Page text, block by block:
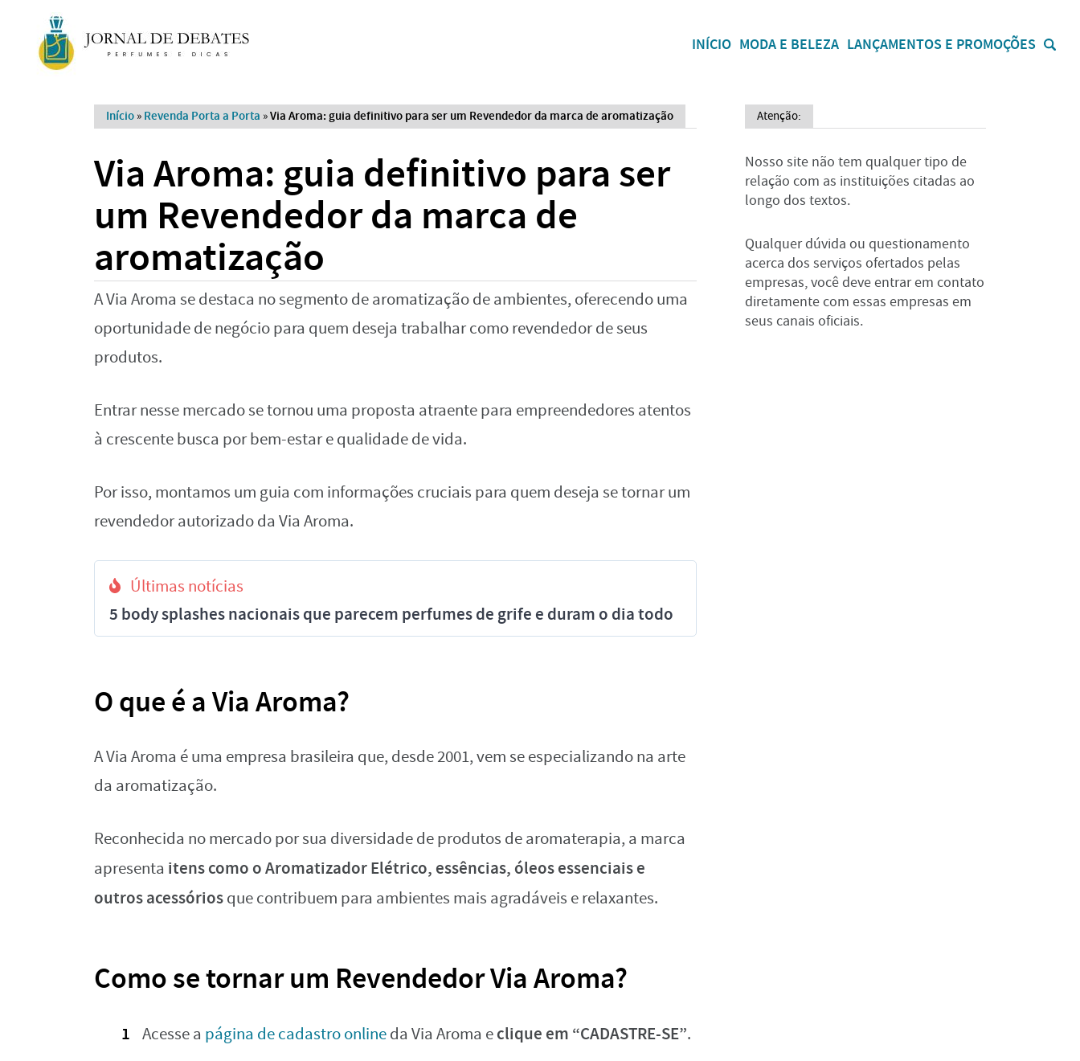
INÍCIO MODA E BELEZA LANÇAMENTOS E PROMOÇÕES
Início » Revenda Porta a Porta »Via Aroma: guia definitivo para ser um Revendedor da marca de aromatização
Via Aroma: guia definitivo para ser
um Revendedor da marca de
aromatização
A Via Aroma se destaca no segmento de aromatização de ambientes, oferecendo uma
oportunidade de negócio para quem deseja trabalhar como revendedor de seus
produtos.
Entrar nesse mercado se tornou uma proposta atraente para empreendedores atentos
à crescente busca por bem-estar e qualidade de vida.
Por isso, montamos um guia com informações cruciais para quem deseja se tornar um
revendedor autorizado da Via Aroma.
Últimas notícias
5 body splashes nacionais que parecem perfumes de grife e duram o dia todo
O que é a Via Aroma?
A Via Aroma é uma empresa brasileira que, desde 2001, vem se especializando na arte
da aromatização.
Reconhecida no mercado por sua diversidade de produtos de aromaterapia, a marca
apresenta itens como o Aromatizador Elétrico, essências, óleos essenciais e
outros acessóriosque contribuem para ambientes mais agradáveis e relaxantes.
Como se tornar um Revendedor Via Aroma?
Acesse a página de cadastro onlineda Via Aroma eclique em “CADASTRE-SE”.
Atenção:
Nosso site não tem qualquer tipo de
relação com as instituições citadas ao
longo dos textos.
Qualquer dúvida ou questionamento
acerca dos serviços ofertados pelas
empresas, você deve entrar em contato
diretamente com essas empresas em
seus canais oficiais.